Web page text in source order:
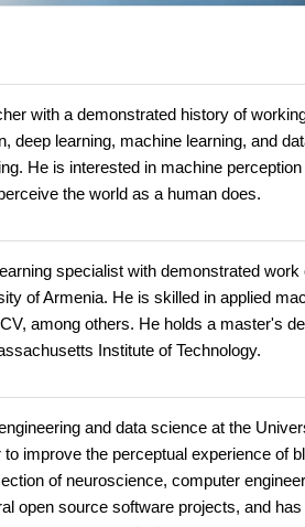
with a demonstrated history of
deep learning, machine learning, and
He is interested in machine
the world as a human does.
specialist with demonstrated
of Armenia. He is skilled in applied
among others. He holds a master's
Institute of Technology.
and data science at the
improve the perceptual experience of
of neuroscience, computer
open source software projects, and